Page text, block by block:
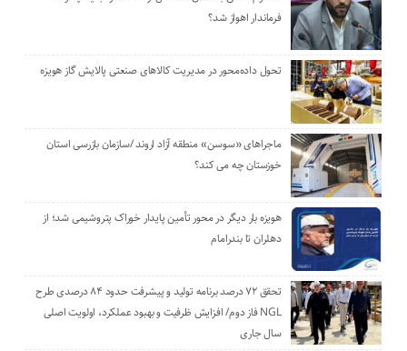
فرماندار اهواز شد؟
تحول داده‌محور در مدیریت کالاهای صنعتی پالایش گاز هویزه
ماجراهای «سوسن» منطقه آزاد اروند /سازمان بازرسی استان
خوزستان چه می کند؟
هویزه بار دیگر در محور تأمین پایدار خوراک پتروشیمی شد؛ از
دهلران تا بندرامام
تحقق ۷۲ درصد برنامه تولید و پیشرفت حدود ۸۴ درصدی طرح
NGL فاز دوم/ افزایش ظرفیت و بهبود عملکرد، اولویت اصلی
سال جاری